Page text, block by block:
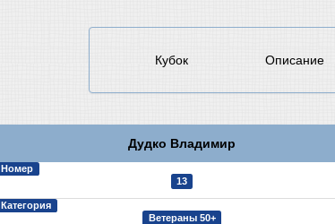
Кубок Описание
Дудко Владимир
Номер
13
Категория
Ветераны 50+